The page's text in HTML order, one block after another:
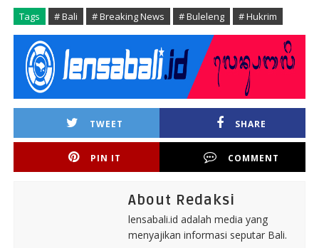
Tags # Bali # Breaking News # Buleleng # Hukrim
TWEET SHARE
PIN IT COMMENT
About Redaksi
lensabali.id adalah media yang
menyajikan informasi seputar Bali.